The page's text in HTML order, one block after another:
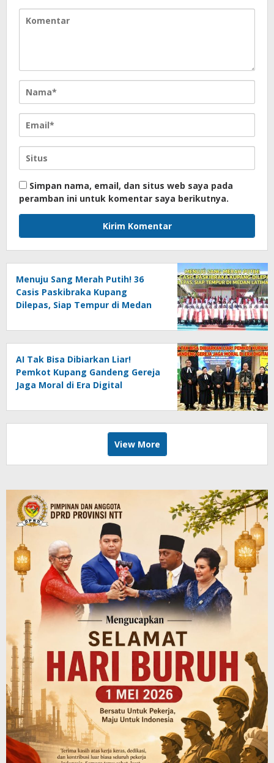
Simpan nama, email, dan situs web saya pada
peramban ini untuk komentar saya berikutnya.
Menuju Sang Merah Putih! 36
Casis Paskibraka Kupang
Dilepas, Siap Tempur di Medan
AI Tak Bisa Dibiarkan Liar!
Pemkot Kupang Gandeng Gereja
Jaga Moral di Era Digital
View More